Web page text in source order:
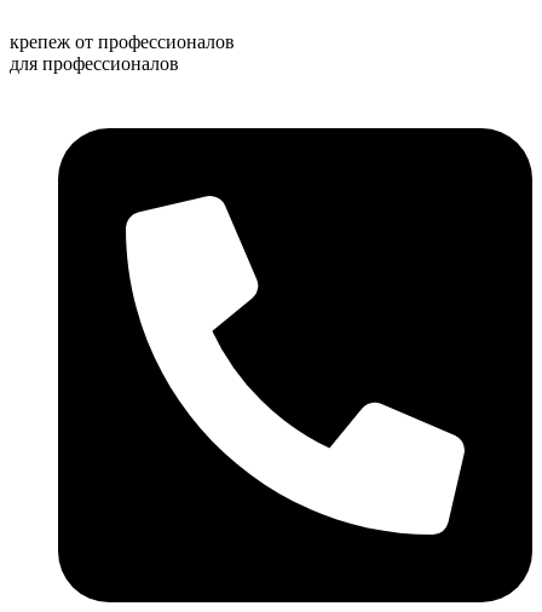
к
содержимому
крепеж от профессионалов
для профессионалов